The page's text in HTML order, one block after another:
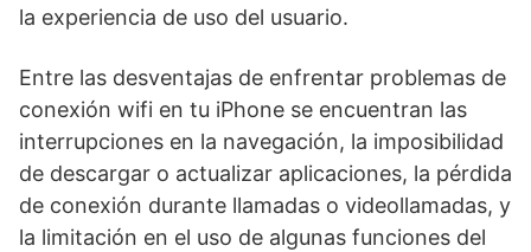
la experiencia de uso del usuario.
Entre ⁤las desventajas de enfrentar problemas de
conexión wifi en tu iPhone se encuentran las
interrupciones en la⁢ navegación, la imposibilidad
de descargar ​o actualizar aplicaciones, la pérdida
de conexión durante llamadas o⁤ videollamadas, y
la​ limitación en el uso de algunas⁣ funciones del